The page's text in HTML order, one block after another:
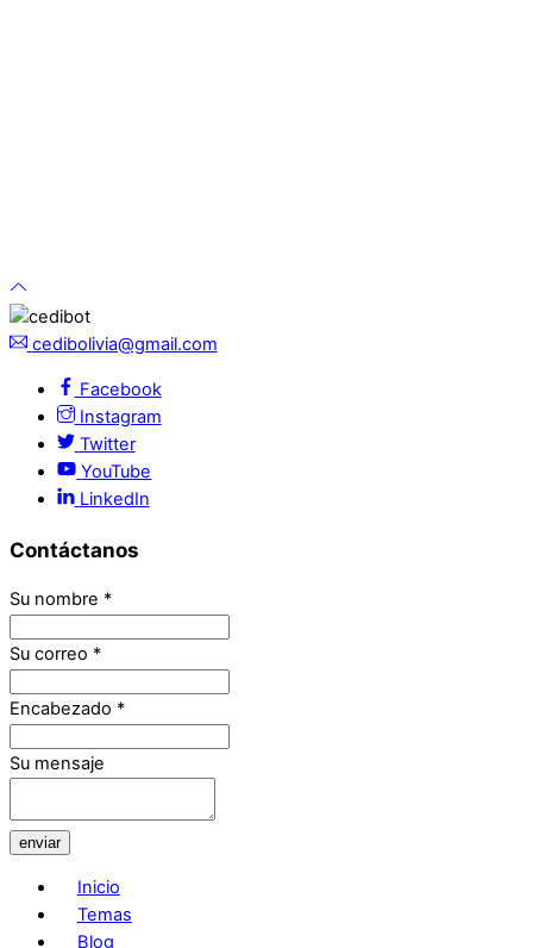
cedibolivia@gmail.com
Facebook
Instagram
Twitter
YouTube
LinkedIn
Contáctanos
Su nombre *
Su correo *
Encabezado *
Su mensaje
enviar
Inicio
Temas
Blog